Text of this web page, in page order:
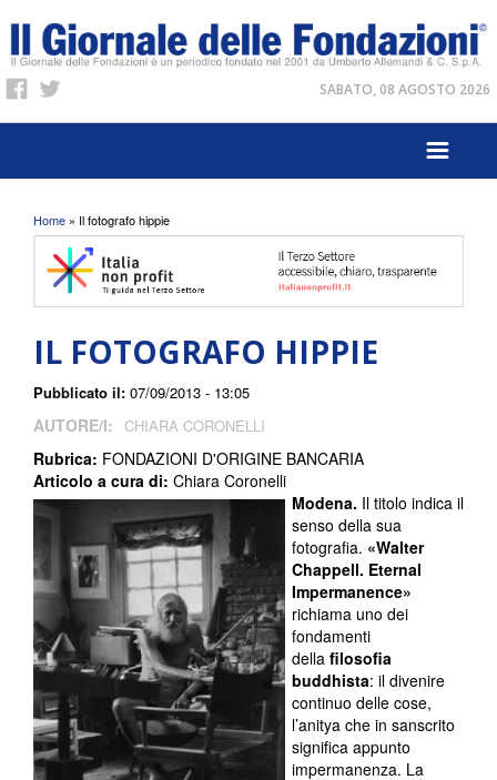
SABATO, 08 AGOSTO 2026
Tu sei qui
Home » Il fotografo hippie
IL FOTOGRAFO HIPPIE
Pubblicato il: 07/09/2013 - 13:05
AUTORE/I: CHIARA CORONELLI
Rubrica: FONDAZIONI D'ORIGINE BANCARIA
Articolo a cura di: Chiara Coronelli
Modena. Il titolo indica il
senso della sua
fotografia. «Walter
Chappell. Eternal
Impermanence»
richiama uno dei
fondamenti
della filosofia
buddhista: il divenire
continuo delle cose,
l’anitya che in sanscrito
significa appunto
impermanenza. La